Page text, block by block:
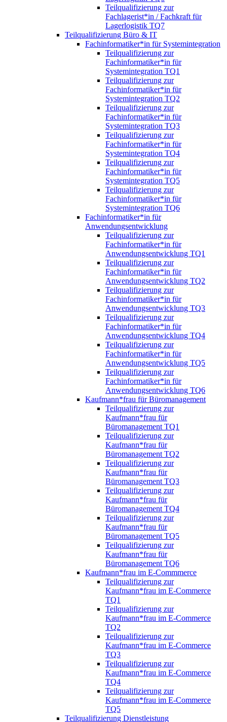
Teilqualifizierung zur
Fachlagerist*in / Fachkraft für
Lagerlogistik TQ7
Teilqualifizierung Büro & IT
Fachinformatiker*in für Systemintegration
Teilqualifizierung zur
Fachinformatiker*in für
Systemintegration TQ1
Teilqualifizierung zur
Fachinformatiker*in für
Systemintegration TQ2
Teilqualifizierung zur
Fachinformatiker*in für
Systemintegration TQ3
Teilqualifizierung zur
Fachinformatiker*in für
Systemintegration TQ4
Teilqualifizierung zur
Fachinformatiker*in für
Systemintegration TQ5
Teilqualifizierung zur
Fachinformatiker*in für
Systemintegration TQ6
Fachinformatiker*in für
Anwendungsentwicklung
Teilqualifizierung zur
Fachinformatiker*in für
Anwendungsentwicklung TQ1
Teilqualifizierung zur
Fachinformatiker*in für
Anwendungsentwicklung TQ2
Teilqualifizierung zur
Fachinformatiker*in für
Anwendungsentwicklung TQ3
Teilqualifizierung zur
Fachinformatiker*in für
Anwendungsentwicklung TQ4
Teilqualifizierung zur
Fachinformatiker*in für
Anwendungsentwicklung TQ5
Teilqualifizierung zur
Fachinformatiker*in für
Anwendungsentwicklung TQ6
Kaufmann*frau für Büromanagement
Teilqualifizierung zur
Kaufmann*frau für
Büromanagement TQ1
Teilqualifizierung zur
Kaufmann*frau für
Büromanagement TQ2
Teilqualifizierung zur
Kaufmann*frau für
Büromanagement TQ3
Teilqualifizierung zur
Kaufmann*frau für
Büromanagement TQ4
Teilqualifizierung zur
Kaufmann*frau für
Büromanagement TQ5
Teilqualifizierung zur
Kaufmann*frau für
Büromanagement TQ6
Kaufmann*frau im E-Commmerce
Teilqualifizierung zur
Kaufmann*frau im E-Commerce
TQ1
Teilqualifizierung zur
Kaufmann*frau im E-Commerce
TQ2
Teilqualifizierung zur
Kaufmann*frau im E-Commerce
TQ3
Teilqualifizierung zur
Kaufmann*frau im E-Commerce
TQ4
Teilqualifizierung zur
Kaufmann*frau im E-Commerce
TQ5
Teilqualifizierung Dienstleistung